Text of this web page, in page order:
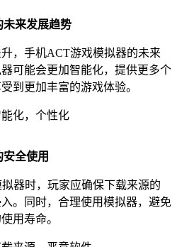
来发展趋势
，手机ACT游戏模拟器的未来
可能会更加智能化，提供更多个
到更加丰富的游戏体验。
化，个性化
全使用
器时，玩家应确保下载来源的
。同时，合理使用模拟器，避免
用寿命。